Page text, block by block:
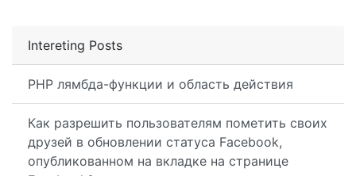
Intereting Posts
PHP лямбда-функции и область действия
Как разрешить пользователям пометить своих
друзей в обновлении статуса Facebook,
опубликованном на вкладке на странице